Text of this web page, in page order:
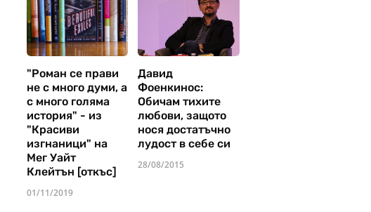
"Роман се прави
не с много думи, а
с много голяма
история" - из
"Красиви
изгнаници" на
Мег Уайт
Клейтън [откъс]
01/11/2019
Давид
Фоенкинос:
Обичам тихите
любови, защото
нося достатъчно
лудост в себе си
28/08/2015